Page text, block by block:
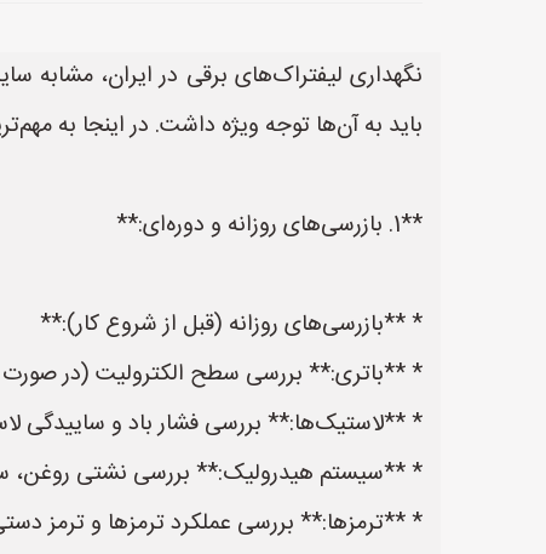
نگهداری لیفتراک‌های برقی در ایران، مشابه
باید به آن‌ها توجه ویژه داشت. در اینجا به
**1. بازرسی‌های روزانه و دوره‌ای:**
* **بازرسی‌های روزانه (قبل از شروع کار):**
* **باتری:** بررسی سطح الکترولیت (در صورت
* **لاستیک‌ها:** بررسی فشار باد و ساییدگی
* **سیستم هیدرولیک:** بررسی نشتی روغن،
* **ترمزها:** بررسی عملکرد ترمزها و ترمز